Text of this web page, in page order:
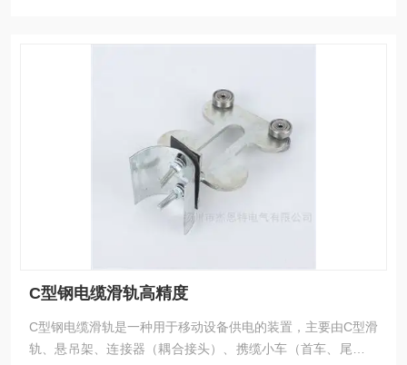
C型钢电缆滑轨高精度
C型钢电缆滑轨‌是一种用于移动设备供电的装置，主要由C型滑
轨、悬吊架、连接器（耦合接头）、携缆小车（首车、尾车、